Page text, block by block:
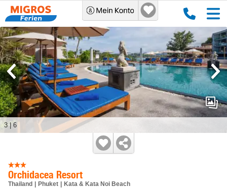
Orchidacea Resort
Thailand Phuket Kata & Kata Noi Beach
3| 6